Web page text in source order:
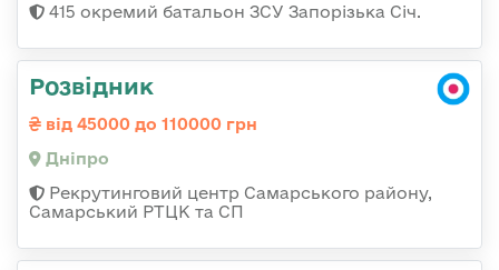
415 окремий батальон ЗСУ Запорізька Січ.
Розвідник
від 45000 до 110000 грн
Дніпро
Рекрутинговий центр Самарського району,
Самарський РТЦК та СП